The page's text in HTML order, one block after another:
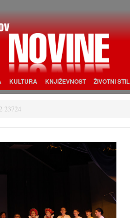
KULTURA KNJIŽEVNOST ŽIVOTNI STIL
23724